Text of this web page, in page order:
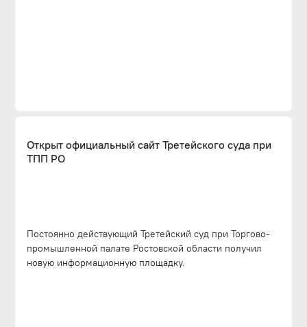
Открыт официальный сайт Третейского суда при
ТПП РО
Постоянно действующий Третейский суд при Торгово-
промышленной палате Ростовской области получил
новую информационную площадку.